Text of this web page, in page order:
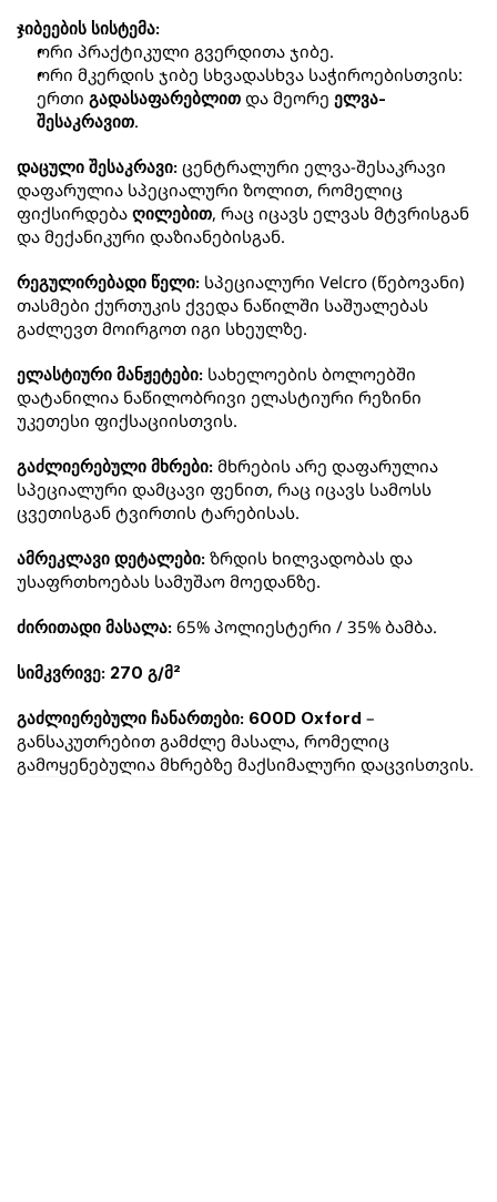
ჯიბეების სისტემა:
ორი პრაქტიკული გვერდითა ჯიბე.
ორი მკერდის ჯიბე სხვადასხვა საჭიროებისთვის:
ერთი გადასაფარებლით და მეორე ელვა-
შესაკრავით.
დაცული შესაკრავი: ცენტრალური ელვა-შესაკრავი
დაფარულია სპეციალური ზოლით, რომელიც
ფიქსირდება ღილებით, რაც იცავს ელვას მტვრისგან
და მექანიკური დაზიანებისგან.
რეგულირებადი წელი: სპეციალური Velcro (წებოვანი)
თასმები ქურთუკის ქვედა ნაწილში საშუალებას
გაძლევთ მოირგოთ იგი სხეულზე.
ელასტიური მანჟეტები: სახელოების ბოლოებში
დატანილია ნაწილობრივი ელასტიური რეზინი
უკეთესი ფიქსაციისთვის.
გაძლიერებული მხრები: მხრების არე დაფარულია
სპეციალური დამცავი ფენით, რაც იცავს სამოსს
ცვეთისგან ტვირთის ტარებისას.
ამრეკლავი დეტალები: ზრდის ხილვადობას და
უსაფრთხოებას სამუშაო მოედანზე.
ძირითადი მასალა: 65% პოლიესტერი / 35% ბამბა.
სიმკვრივე: 270 გ/მ²
გაძლიერებული ჩანართები: 600D Oxford –
განსაკუთრებით გამძლე მასალა, რომელიც
გამოყენებულია მხრებზე მაქსიმალური დაცვისთვის.